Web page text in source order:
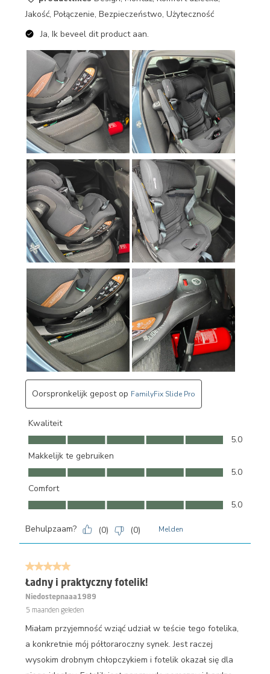
Jakość, Połączenie, Bezpieczeństwo, Użyteczność
Ja, Ik beveel dit product aan.
Oorspronkelijk gepost op FamilyFix Slide Pro
Kwaliteit
Kwaliteit, 5.0 van 5
5.0
Makkelijk te gebruiken
Makkelijk te gebruiken, 5.0 van 5
5.0
Comfort
Comfort, 5.0 van 5
5.0
Behulpzaam? (0) (0) Melden
5 van 5 sterren.
Ładny i praktyczny fotelik!
Niedostepnaaa1989
5 maanden geleden
Miałam przyjemność wziąć udział w teście tego fotelika,
a konkretnie mój półtoraroczny synek. Jest raczej
wysokim drobnym chłopczykiem i fotelik okazał się dla